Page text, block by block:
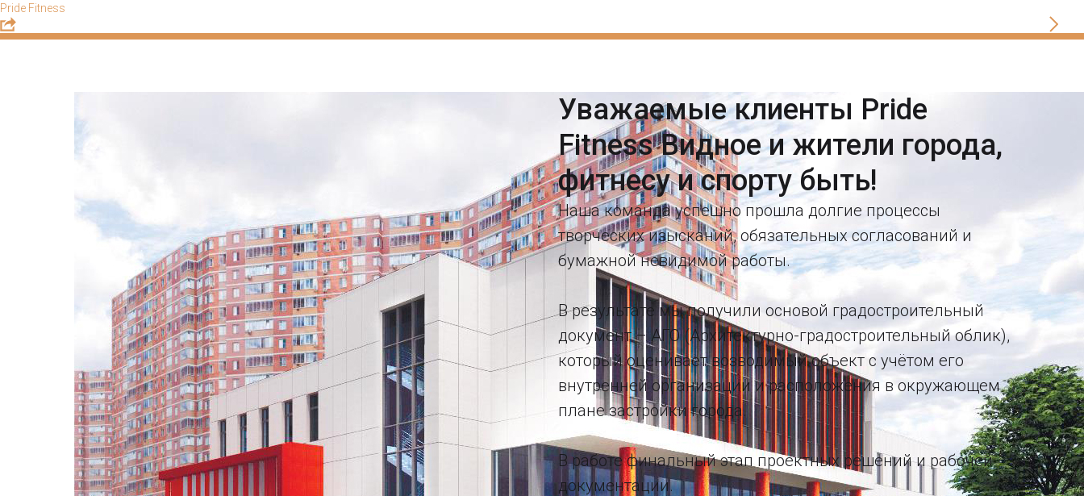
Pride Fitness
Уважаемые клиенты Pride
Fitness Видное и жители города,
фитнесу и спорту быть!
Наша команда успешно прошла долгие процессы
творческих изысканий, обязательных согласований и
бумажной невидимой работы.
В результате мы получили основой градостроительный
документ – АГО (Архитектурно-градостроительный облик),
который оценивает возводимый объект с учётом его
внутренней организации и расположения в окружающем
плане застройки города.
В работе финальный этап проектных решений и рабочей
документации.